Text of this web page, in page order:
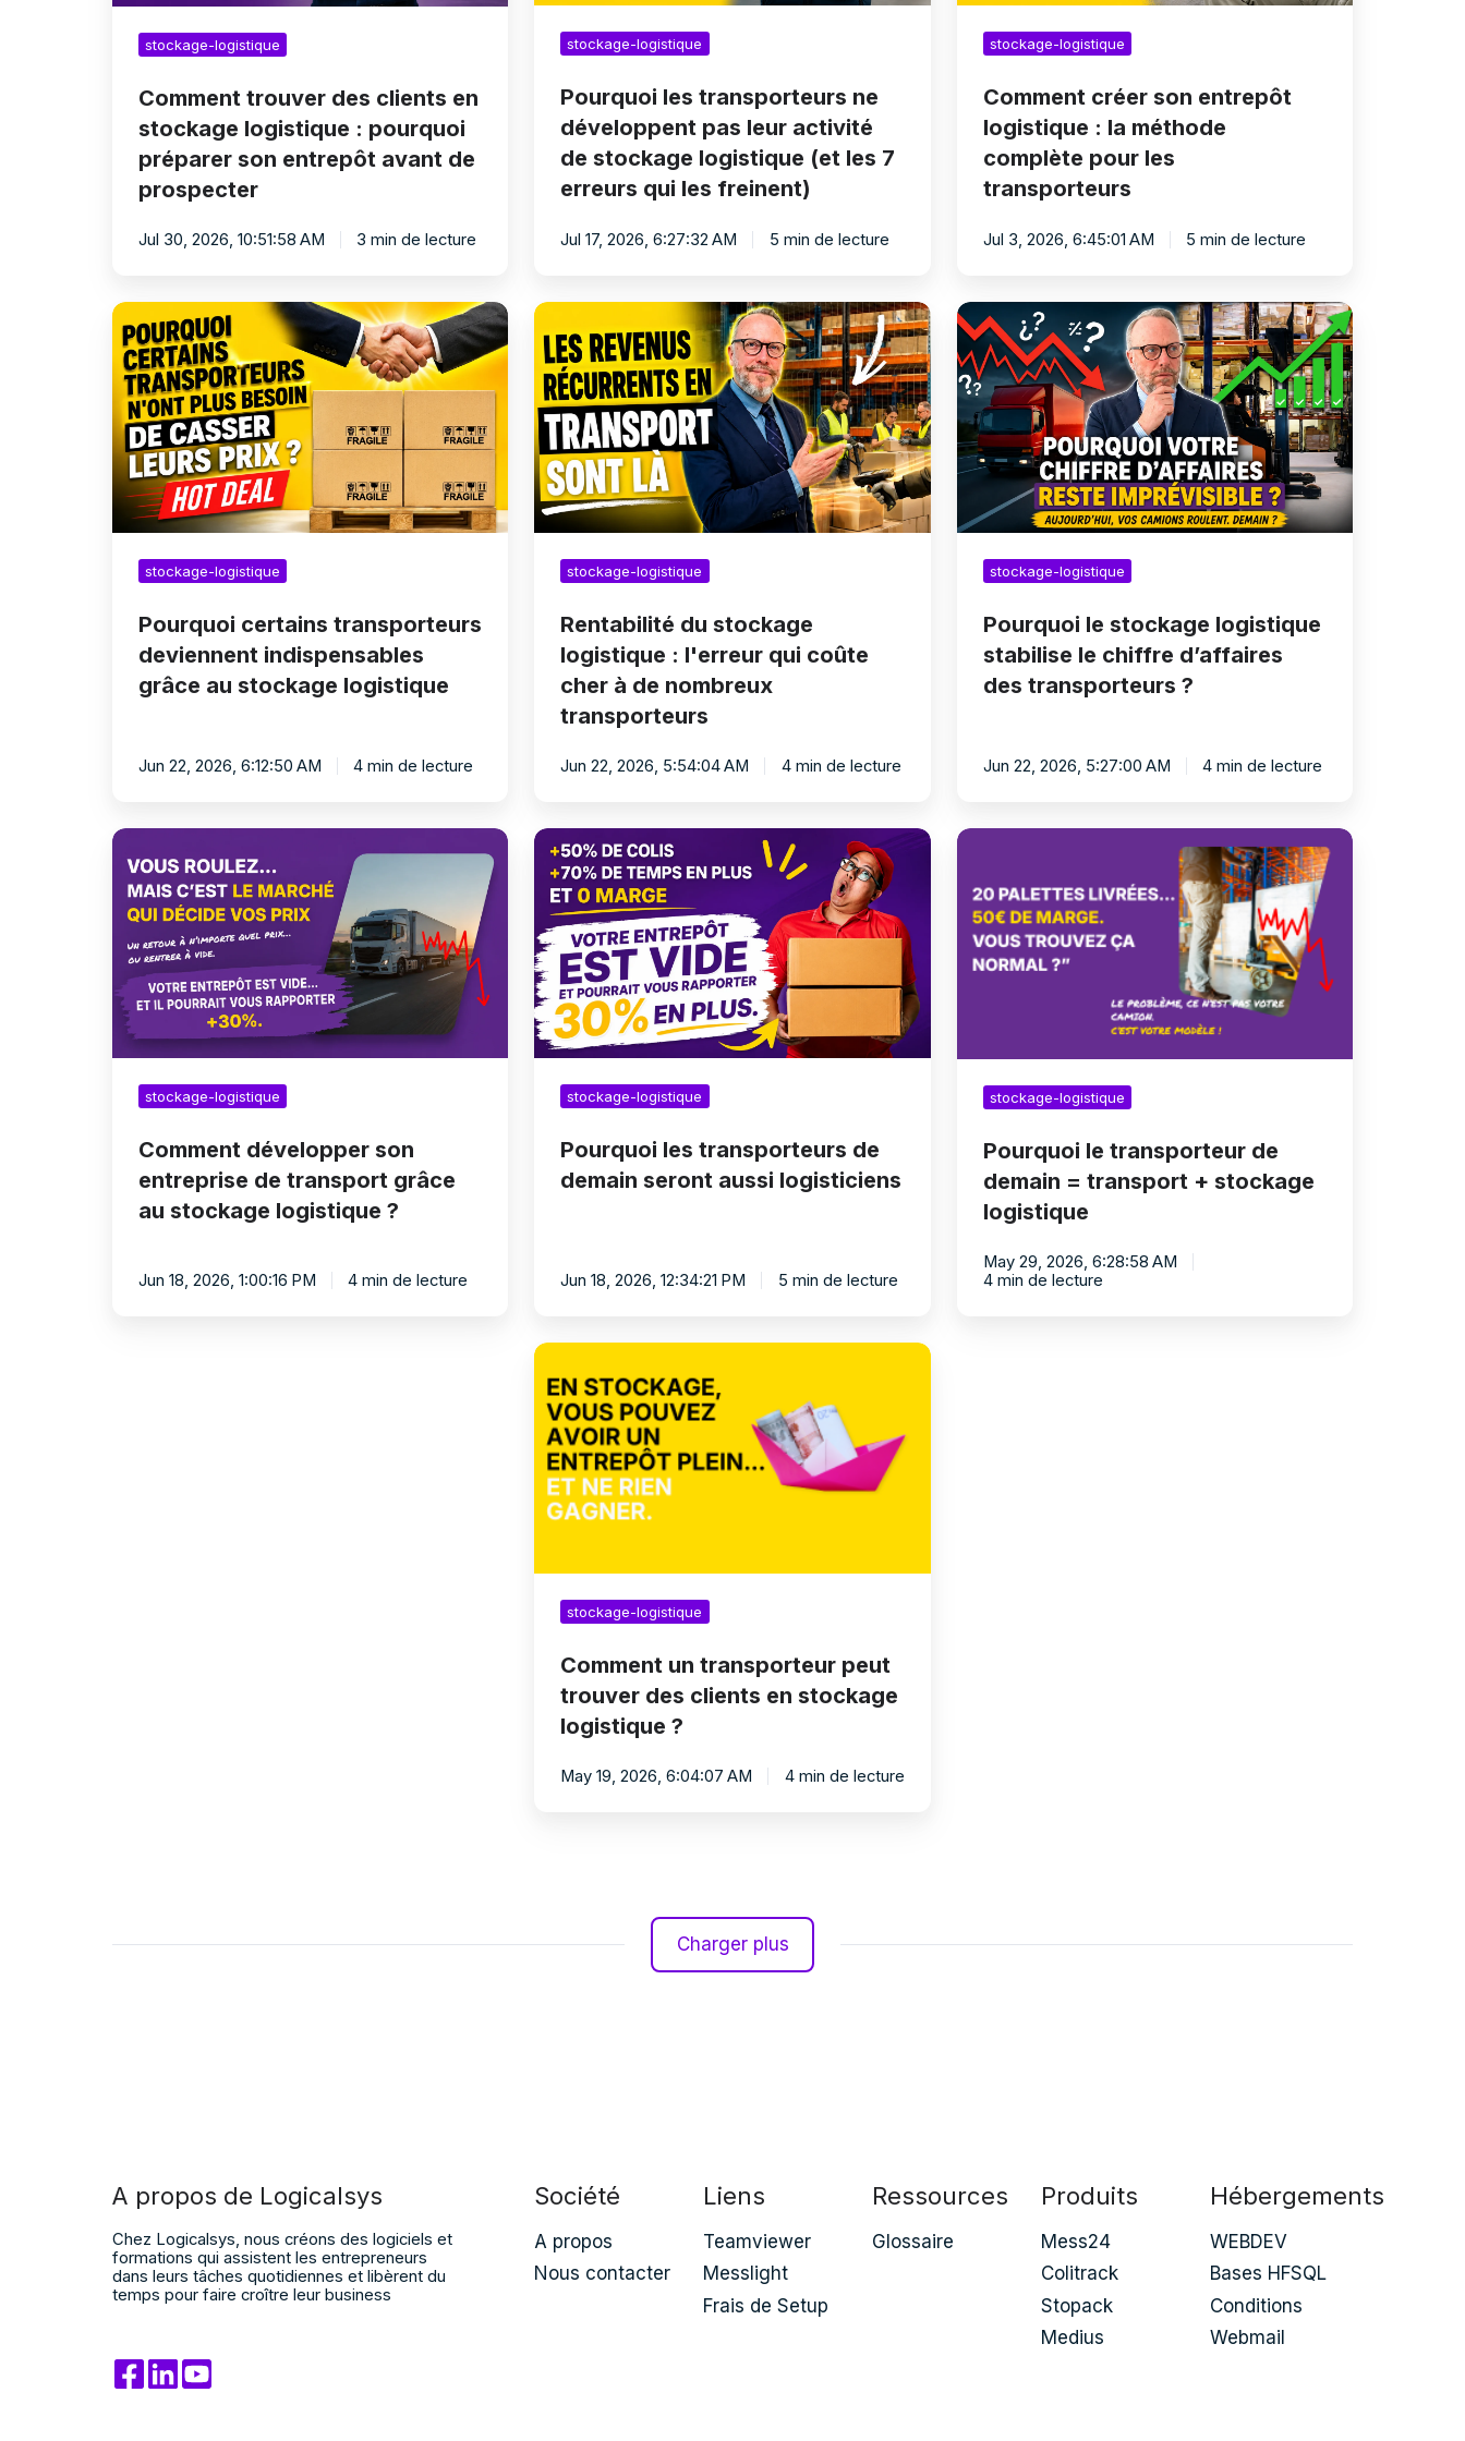
avant
prospecter
stockage-logistique
Comment trouver des clients en
stockage logistique : pourquoi
préparer son entrepôt avant de
prospecter
Jul 30, 2026, 10:51:58 AM 3 min de lecture
erreurs
freinent)
stockage-logistique
Pourquoi les transporteurs ne
développent pas leur activité
de stockage logistique (et les 7
erreurs qui les freinent)
Jul 17, 2026, 6:27:32 AM 5 min de lecture
stockage-logistique
Comment créer son entrepôt
logistique : la méthode
complète pour les
transporteurs
Jul 3, 2026, 6:45:01 AM 5 min de lecture
Pourquoi
certains
transporteurs
deviennent
indispensables
grâce
au
stockage
logistique
stockage-logistique
Pourquoi certains transporteurs
deviennent indispensables
grâce au stockage logistique
Jun 22, 2026, 6:12:50 AM 4 min de lecture
Rentabilité
du
stockage
logistique
l'erreur
qui
coûte
cher
à
de
transporteurs
stockage-logistique
Rentabilité du stockage
logistique : l'erreur qui coûte
cher à de nombreux
transporteurs
Jun 22, 2026, 5:54:04 AM 4 min de lecture
Pourquoi
le
stockage
logistique
stabilise
le
chiffre
d’affaires
transporteurs
?
stockage-logistique
Pourquoi le stockage logistique
stabilise le chiffre d’affaires
des transporteurs ?
Jun 22, 2026, 5:27:00 AM 4 min de lecture
Comment
développer
son
entreprise
de
transport
grâce
au
stockage
logistique
?
stockage-logistique
Comment développer son
entreprise de transport grâce
au stockage logistique ?
Jun 18, 2026, 1:00:16 PM 4 min de lecture
Pourquoi
les
transporteurs
de
demain
seront
aussi
logisticiens
stockage-logistique
Pourquoi les transporteurs de
demain seront aussi logisticiens
Jun 18, 2026, 12:34:21 PM 5 min de lecture
Pourquoi
transporteur
de
demain
transport
stockage-logistique
Pourquoi le transporteur de
demain = transport + stockage
logistique
May 29, 2026, 6:28:58 AM
4 min de lecture
Comment
un
transporteur
peut
trouver
des
clients
en
stockage
?
stockage-logistique
Comment un transporteur peut
trouver des clients en stockage
logistique ?
May 19, 2026, 6:04:07 AM 4 min de lecture
Charger plus
A propos de Logicalsys
Chez Logicalsys, nous créons des logiciels et
formations qui assistent les entrepreneurs
dans leurs tâches quotidiennes et libèrent du
temps pour faire croître leur business
Société
A propos
Nous contacter
Liens
Teamviewer
Messlight
Frais de Setup
Ressources
Glossaire
Produits
Mess24
Colitrack
Stopack
Medius
Hébergements
WEBDEV
Bases HFSQL
Conditions
Webmail